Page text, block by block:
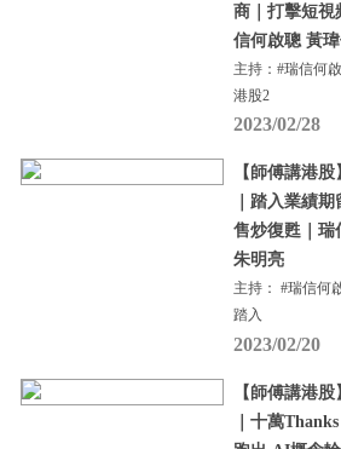
商｜打擊短視
信何啟聰 黃
主持：#瑞信何
港股2
2023/02/28
【師傅講港
｜踏入業績
售炒復甦｜瑞
朱明亮
主持： #瑞信何
踏入
2023/02/20
【師傅講港
｜十萬